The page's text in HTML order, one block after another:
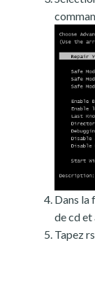
Dans la
de cd et
Tapez